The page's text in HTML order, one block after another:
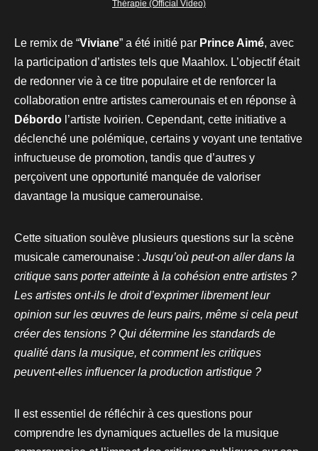
Thérapie (Official Video)
Le remix de “Viviane” a été initié par Prince Aimé, avec
la participation d’artistes tels que Maahlox. L’objectif était
de redonner vie à ce titre populaire et de renforcer la
collaboration entre artistes camerounais et en réponse à
Débordo l’artiste Ivoirien. Cependant, cette initiative a
déclenché une polémique, certains y voyant une tentative
infructueuse de promotion, tandis que d’autres y
perçoivent une opportunité manquée de valoriser
davantage la musique camerounaise.
Cette situation soulève plusieurs questions sur la scène
musicale camerounaise : Jusqu’où peut-on aller dans la
critique sans porter atteinte à la cohésion entre artistes ?
Les artistes ont-ils le droit d’exprimer librement leur
opinion sur les œuvres de leurs pairs, même si cela peut
créer des tensions ? Qui détermine les standards de
qualité dans la musique, et comment les critiques
peuvent-elles influencer la production artistique ?
Il est essentiel de réfléchir à ces questions pour
comprendre les dynamiques actuelles de la musique